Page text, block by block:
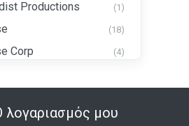
Productions (1)
(18)
Corp (4)
λογαριασμός μου